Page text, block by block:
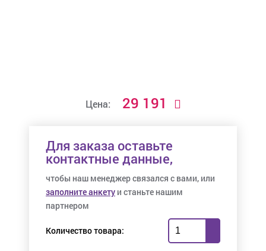
Цена: 29 191
Для заказа оставьте
контактные данные,
чтобы наш менеджер связался с вами, или
заполните анкету и станьте нашим
партнером
Количество товара: